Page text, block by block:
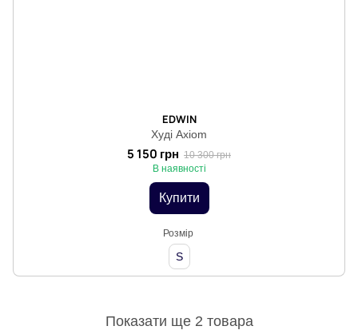
EDWIN
Худі Axiom
5 150 грн 10 300 грн
В наявності
Купити
Розмір
S
Показати ще 2 товара